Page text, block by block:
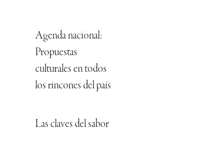
Agenda nacional:
Propuestas
culturales en todos
los rincones del país
Las claves del sabor